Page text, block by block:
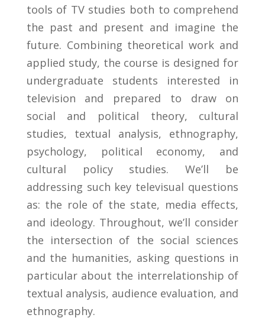
tools of TV studies both to comprehend
the past and present and imagine the
future. Combining theoretical work and
applied study, the course is designed for
undergraduate students interested in
television and prepared to draw on
social and political theory, cultural
studies, textual analysis, ethnography,
psychology, political economy, and
cultural policy studies. We’ll be
addressing such key televisual questions
as: the role of the state, media effects,
and ideology. Throughout, we’ll consider
the intersection of the social sciences
and the humanities, asking questions in
particular about the interrelationship of
textual analysis, audience evaluation, and
ethnography.